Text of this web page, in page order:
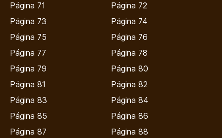
Página 71
Página 72
Página 73
Página 74
Página 75
Página 76
Página 77
Página 78
Página 79
Página 80
Página 81
Página 82
Página 83
Página 84
Página 85
Página 86
Página 87
Página 88